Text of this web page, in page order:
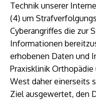
Technik unserer
(4) um
Cyberangriffes die zur
Informationen
erhobenen Daten und
Praxisklinik
West daher einerseits
Ziel ausgewertet, den